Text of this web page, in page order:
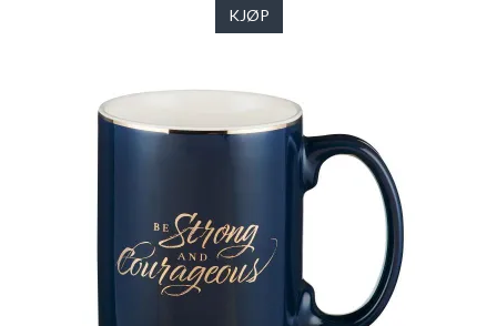
KJØP